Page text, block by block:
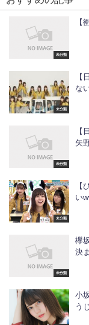
未分類
【
未分類
【
な
未分類
【
矢
未分類
【
い
未分類
欅
決
小
う